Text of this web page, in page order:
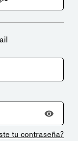
tu contraseña?